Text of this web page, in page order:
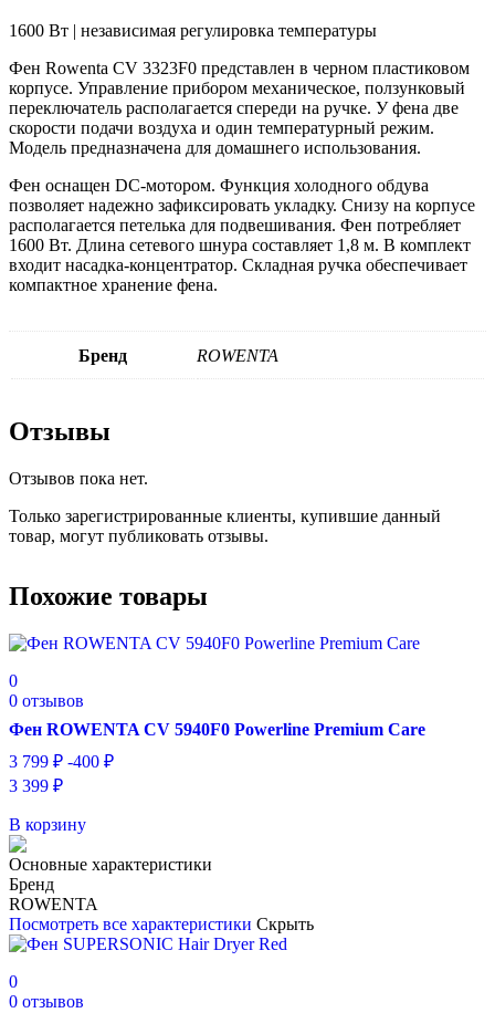
1600 Вт | независимая регулировка температуры
Фен Rowenta CV 3323F0 представлен в черном пластиковом
корпусе. Управление прибором механическое, ползунковый
переключатель располагается спереди на ручке. У фена две
скорости подачи воздуха и один температурный режим.
Модель предназначена для домашнего использования.
Фен оснащен DC-мотором. Функция холодного обдува
позволяет надежно зафиксировать укладку. Снизу на корпусе
располагается петелька для подвешивания. Фен потребляет
1600 Вт. Длина сетевого шнура составляет 1,8 м. В комплект
входит насадка-концентратор. Складная ручка обеспечивает
компактное хранение фена.
Бренд ROWENTA
Отзывы
Отзывов пока нет.
Только зарегистрированные клиенты, купившие данный
товар, могут публиковать отзывы.
Похожие товары
0
0 отзывов
Фен ROWENTA CV 5940F0 Powerline Premium Care
3 799 ₽ -400 ₽
3 399 ₽
В корзину
Основные характеристики
Бренд
ROWENTA
Посмотреть все характеристики Скрыть
0
0 отзывов